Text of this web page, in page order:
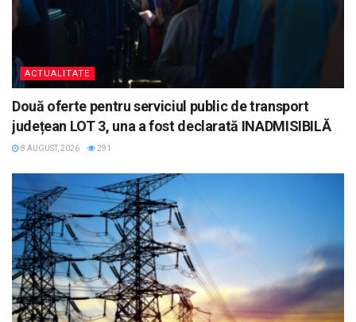
ACTUALITATE
Două oferte pentru serviciul public de transport
județean LOT 3, una a fost declarată INADMISIBILĂ
8 AUGUST, 2026 291